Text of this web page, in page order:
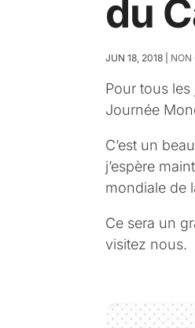
du
JUN 18, 2018 NON
Pour tous
Journée
C’est un
j’espère
mondiale de
Ce sera un
visitez nous.